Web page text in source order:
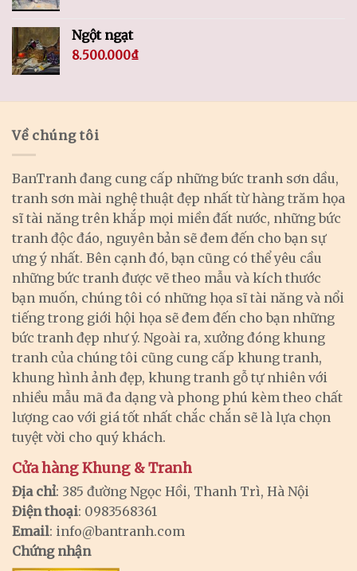
Ngột ngạt
8.500.000₫
Về chúng tôi
BanTranh đang cung cấp những bức tranh sơn dầu,
tranh sơn mài nghệ thuật đẹp nhất từ hàng trăm họa
sĩ tài năng trên khắp mọi miền đất nước, những bức
tranh độc đáo, nguyên bản sẽ đem đến cho bạn sự
ưng ý nhất. Bên cạnh đó, bạn cũng có thể yêu cầu
những bức tranh được vẽ theo mẫu và kích thước
bạn muốn, chúng tôi có những họa sĩ tài năng và nổi
tiếng trong giới hội họa sẽ đem đến cho bạn những
bức tranh đẹp như ý. Ngoài ra, xưởng đóng khung
tranh của chúng tôi cũng cung cấp khung tranh,
khung hình ảnh đẹp, khung tranh gỗ tự nhiên với
nhiều mẫu mã đa dạng và phong phú kèm theo chất
lượng cao với giá tốt nhất chắc chắn sẽ là lựa chọn
tuyệt vời cho quý khách.
Cửa hàng Khung & Tranh
Địa chỉ: 385 đường Ngọc Hồi, Thanh Trì, Hà Nội
Điện thoại: 0983568361
Email: info@bantranh.com
Chứng nhận